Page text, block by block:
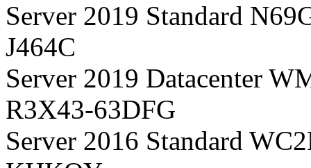
Server 2019 Standard
J464C
Server 2019 Datacenter
R3X43-63DFG
Server 2016 Standard